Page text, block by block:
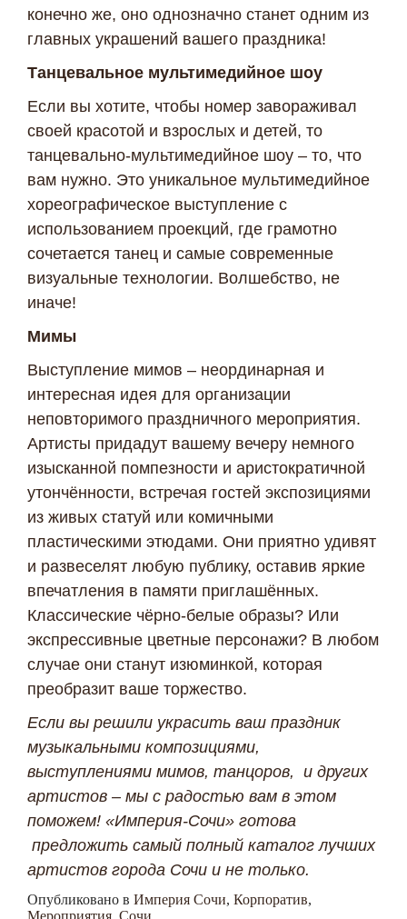
конечно же, оно однозначно станет одним из
главных украшений вашего праздника!
Танцевальное мультимедийное шоу
Если вы хотите, чтобы номер завораживал
своей красотой и взрослых и детей, то
танцевально-мультимедийное шоу – то, что
вам нужно. Это уникальное мультимедийное
хореографическое выступление с
использованием проекций, где грамотно
сочетается танец и самые современные
визуальные технологии. Волшебство, не
иначе!
Мимы
Выступление мимов – неординарная и
интересная идея для организации
неповторимого праздничного мероприятия.
Артисты придадут вашему вечеру немного
изысканной помпезности и аристократичной
утончённости, встречая гостей экспозициями
из живых статуй или комичными
пластическими этюдами. Они приятно удивят
и развеселят любую публику, оставив яркие
впечатления в памяти приглашённых.
Классические чёрно-белые образы? Или
экспрессивные цветные персонажи? В любом
случае они станут изюминкой, которая
преобразит ваше торжество.
Если вы решили украсить ваш праздник
музыкальными композициями,
выступлениями мимов, танцоров, и других
артистов – мы с радостью вам в этом
поможем! «Империя-Сочи» готова
предложить самый полный каталог лучших
артистов города Сочи и не только.
Опубликовано в Империя Сочи, Корпоратив,
Мероприятия Сочи